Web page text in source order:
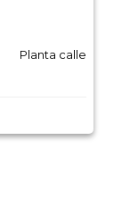
Planta calle